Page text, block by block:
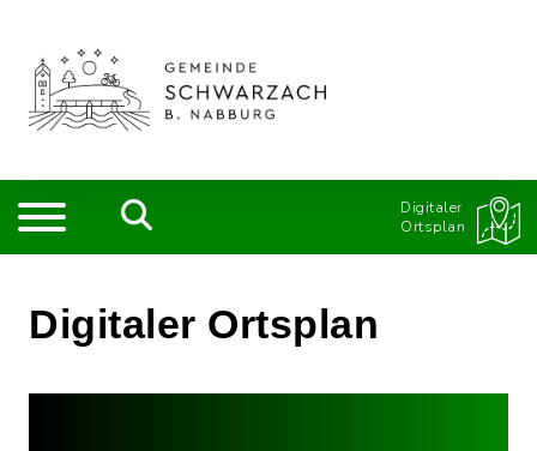
Digitaler
Ortsplan
Digitaler Ortsplan